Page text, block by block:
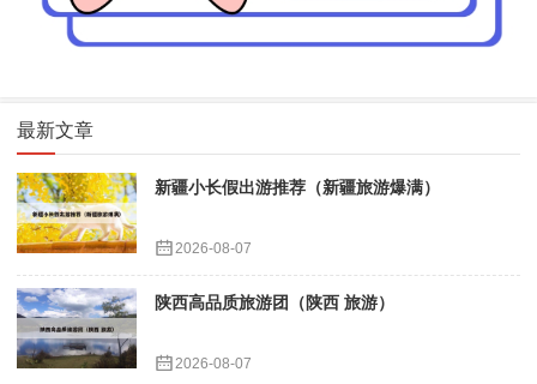
最新文章
新疆小长假出游推荐（新疆旅游爆满）
2026-08-07
陕西高品质旅游团（陕西 旅游）
2026-08-07